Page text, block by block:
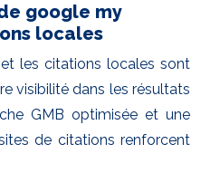
google my
locales
les citations locales sont
visibilité dans les résultats
GMB optimisée et une
de citations renforcent